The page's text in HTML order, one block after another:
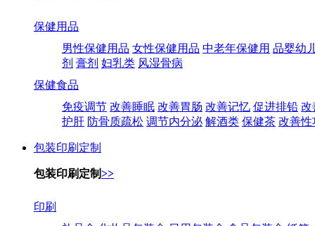
保健用品
男性保健用品 女性保健用品 中老年保健用 品婴幼
剂 膏剂 妇乳类 风湿骨病
保健食品
免疫调节 改善睡眠 改善胃肠 改善记忆 促进排铅 改
护肝 防骨质疏松 调节内分泌 解酒类 保健茶 改善性
包装印刷定制
包装印刷定制>>
印刷